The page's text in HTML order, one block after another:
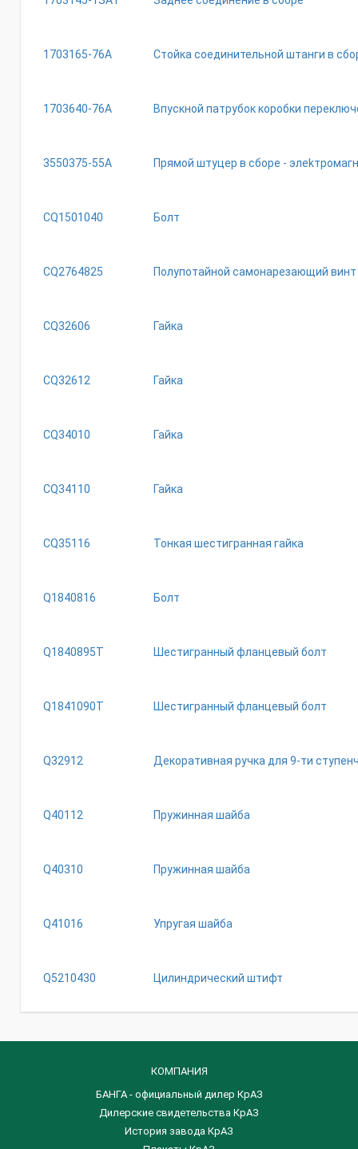
1703165-76A Стойка соединительной штанги в
1703640-76A Впускной патрубок коробки
3550375-55A Пpямoй штyцep в cбope -
CQ1501040 Болт
CQ2764825 Полупотайной самонарезающий
CQ32606 Гайка
CQ32612 Гайка
CQ34010 Гайка
CQ34110 Гайка
CQ35116 Тонкая шестигранная гайка
Q1840816 Болт
Q1840895T Шестигранный фланцевый болт
Q1841090T Шестигранный фланцевый болт
Q32912 Декоративная ручка для 9-ти
Q40112 Пружинная шайба
Q40310 Пружинная шайба
Q41016 Упругая шайба
Q5210430 Цилиндрический штифт
КОМПАНИЯ
БАНГА - официальный дилер КрАЗ
Дилерские свидетельства КрАЗ
История завода КрАЗ